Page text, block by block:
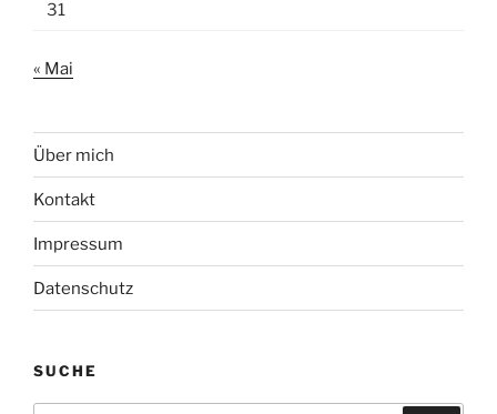
31
« Mai
Über mich
Kontakt
Impressum
Datenschutz
SUCHE